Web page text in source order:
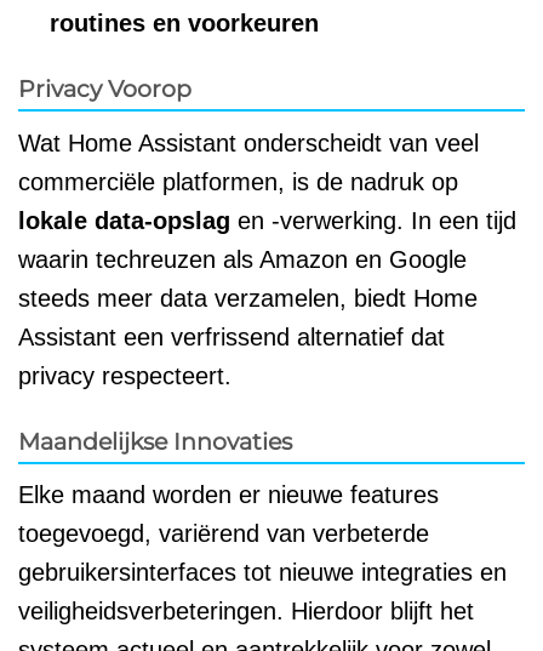
routines en voorkeuren
Privacy Voorop
Wat Home Assistant onderscheidt van veel
commerciële platformen, is de nadruk op
lokale data-opslag en -verwerking. In een tijd
waarin techreuzen als Amazon en Google
steeds meer data verzamelen, biedt Home
Assistant een verfrissend alternatief dat
privacy respecteert.
Maandelijkse Innovaties
Elke maand worden er nieuwe features
toegevoegd, variërend van verbeterde
gebruikersinterfaces tot nieuwe integraties en
veiligheidsverbeteringen. Hierdoor blijft het